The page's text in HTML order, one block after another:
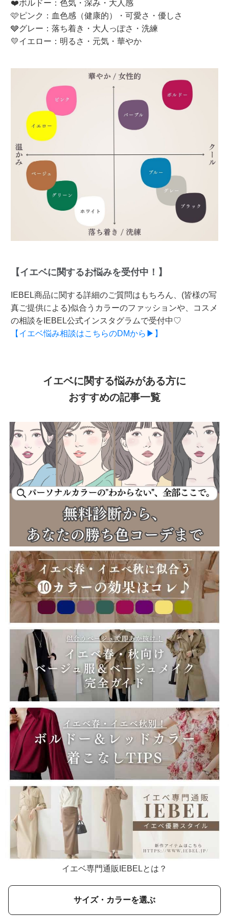
❤️ボルドー：色気・深み・大人感
🩷ピンク：血色感（健康的）・可愛さ・優しさ
🩶グレー：落ち着き・大人っぽさ・洗練
💛イエロー：明るさ・元気・華やか
【イエベに関するお悩みを受付中！】
IEBEL商品に関する詳細のご質問はもちろん、(皆様の写
真ご提供による)似合うカラーのファッションや、コスメ
の相談をIEBEL公式インスタグラムで受付中♡
【イエベ悩み相談はこちらのDMから▶】
イエベに関する悩みがある方に
おすすめの記事一覧
イエベ専門通販IEBELとは？
サイズ・カラーを選ぶ